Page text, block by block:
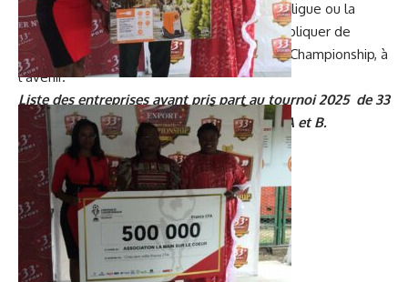
d’organisation trouvera une formule avec la ligue ou la
fédération, pour voir dans quelle mesure impliquer de
meilleurs sifflets du pays dans le Corporate Championship, à
l’avenir.
Liste des entreprises ayant pris part au tournoi 2025 de 33
Export Corporate Championship Groupes A et B.